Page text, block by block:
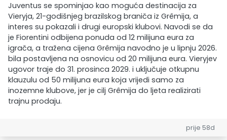
Juventus se spominjao kao moguća destinacija za
Vieryja, 21-godišnjeg brazilskog braniča iz Grêmija, a
interes su pokazali i drugi europski klubovi. Navodi se da
je Fiorentini odbijena ponuda od 12 milijuna eura za
igrača, a tražena cijena Grêmija navodno je u lipnju 2026.
bila postavljena na osnovicu od 20 milijuna eura. Vieryjev
ugovor traje do 31. prosinca 2029. i uključuje otkupnu
klauzulu od 50 milijuna eura koja vrijedi samo za
inozemne klubove, jer je cilj Grêmija do ljeta realizirati
trajnu prodaju.
prije 58d